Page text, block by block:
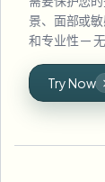
景、面部或
和专业性 —
Try Now